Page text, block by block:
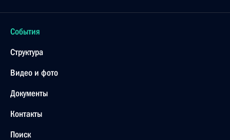
События
Структура
Видео и фото
Документы
Контакты
Поиск